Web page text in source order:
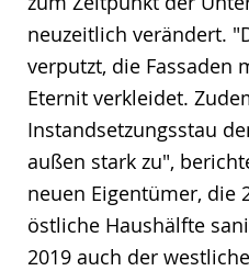
neuzeitlich verändert.
verputzt, die Fassaden
Eternit verkleidet.
Instandsetzungsstau
außen stark zu",
neuen Eigentümer, die
östliche Haushälfte
2019 auch der